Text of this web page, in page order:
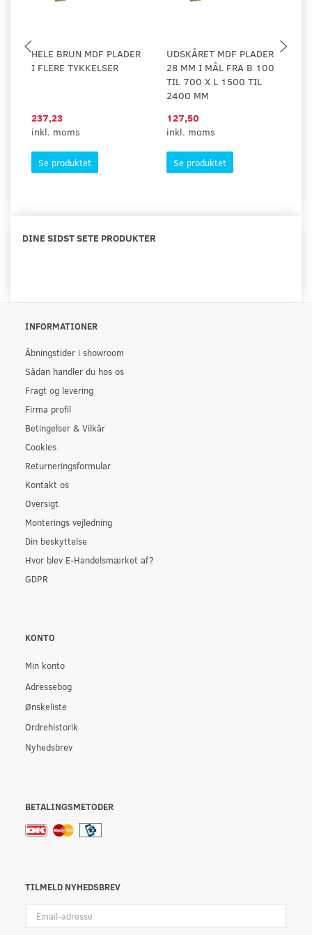
HELE BRUN MDF PLADER
I FLERE TYKKELSER
237,23
inkl. moms
Se produktet
UDSKÅRET MDF PLADER
28 MM I MÅL FRA B 100
TIL 700 X L 1500 TIL
2400 MM
127,50
inkl. moms
Se produktet
DINE SIDST SETE PRODUKTER
INFORMATIONER
Åbningstider i showroom
Sådan handler du hos os
Fragt og levering
Firma profil
Betingelser & Vilkår
Cookies
Returneringsformular
Kontakt os
Oversigt
Monterings vejledning
Din beskyttelse
Hvor blev E-Handelsmærket af?
GDPR
KONTO
Min konto
Adressebog
Ønskeliste
Ordrehistorik
Nyhedsbrev
BETALINGSMETODER
TILMELD NYHEDSBREV
adresse